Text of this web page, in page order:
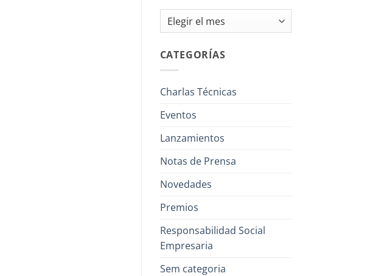
Archivos
CATEGORÍAS
Charlas Técnicas
Eventos
Lanzamientos
Notas de Prensa
Novedades
Premios
Responsabilidad Social
Empresaria
Sem categoria